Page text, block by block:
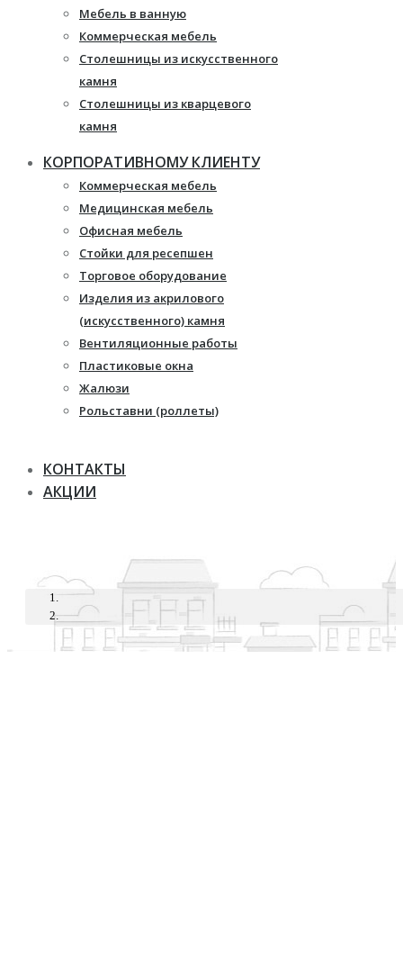
Мебель в ванную
Коммерческая мебель
Столешницы из искусственного
камня
Столешницы из кварцевого
камня
Каминные порталы
Камины Dimplex
Искусственный камень White
Hills
Балконы ПВХ
Пластиковые окна
Жалюзи
Рулонные шторы
КОРПОРАТИВНОМУ КЛИЕНТУ
Коммерческая мебель
Медицинская мебель
Офисная мебель
Стойки для ресепшен
Торговое оборудование
Изделия из акрилового
(искусственного) камня
Вентиляционные работы
Пластиковые окна
Жалюзи
Рольставни (роллеты)
КОНТАКТЫ
АКЦИИ